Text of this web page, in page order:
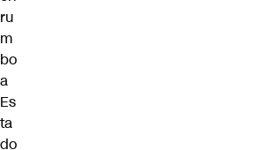
ru
m
bo
a
Es
ta
do